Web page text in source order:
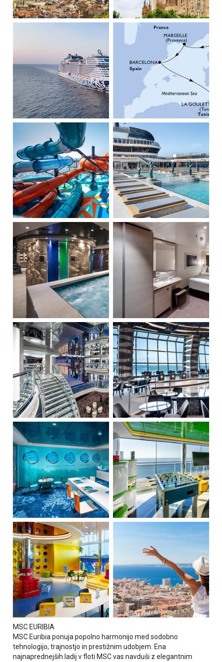
MSC EURIBIA
MSC Euribia ponuja popolno harmonijo med sodobno
tehnologijo, trajnostjo in prestižnim udobjem. Ena
najnaprednejših ladij v floti MSC vas navduši z elegantnim